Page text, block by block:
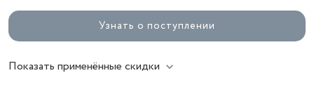
Узнать о поступлении
Показать применённые скидки